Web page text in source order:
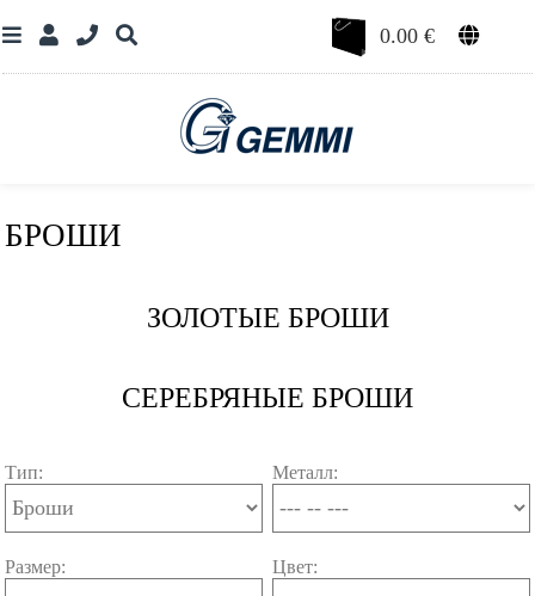
0.00€
БРОШИ
ЗОЛОТЫЕ БРОШИ
СЕРЕБРЯНЫЕ БРОШИ
Тип: Металл:
Размер: Цвет: